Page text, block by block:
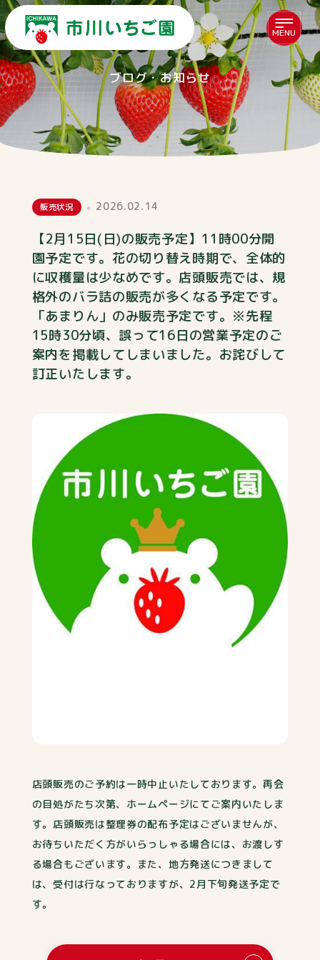
MENU
ブログ・お知らせ
販売状況 2026.02.14
【2月15日(日)の販売予定】11時00分開
園予定です。花の切り替え時期で、全体的
に収穫量は少なめです。店頭販売では、規
格外のバラ詰の販売が多くなる予定です。
「あまりん」のみ販売予定です。※先程
15時30分頃、誤って16日の営業予定のご
案内を掲載してしまいました。お詫びして
訂正いたします。
店頭販売のご予約は一時中止いたしております。再会
の目処がたち次第、ホームページにてご案内いたしま
す。店頭販売は整理券の配布予定はございませんが、
お待ちいただく方がいらっしゃる場合には、お渡しす
る場合もございます。また、地方発送につきまして
は、受付は行なっておりますが、2月下旬発送予定で
す。